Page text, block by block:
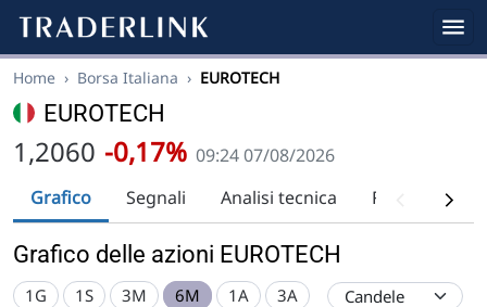
Home › Borsa Italiana › EUROTECH
EUROTECH
1,2060 -0,17% 09:24 07/08/2026
Grafico
Segnali Analisi tecnica
Grafico delle azioni EUROTECH
1G 1S 3M 6M 1A 3A